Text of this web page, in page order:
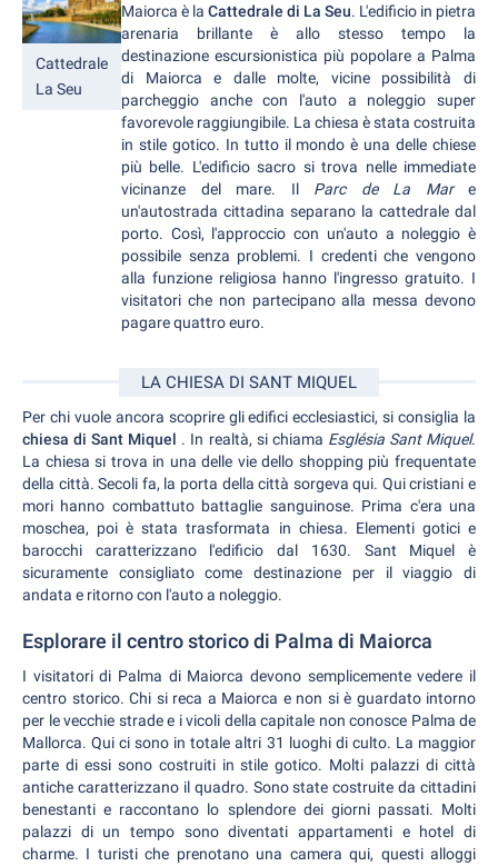
Cattedrale
La Seu
Maiorca è la Cattedrale di La Seu. L'edificio in pietra
arenaria brillante è allo stesso tempo la
destinazione escursionistica più popolare a Palma
di Maiorca e dalle molte, vicine possibilità di
parcheggio anche con l'auto a noleggio super
favorevole raggiungibile. La chiesa è stata costruita
in stile gotico. In tutto il mondo è una delle chiese
più belle. L'edificio sacro si trova nelle immediate
vicinanze del mare. Il Parc de La Mare
un'autostrada cittadina separano la cattedrale dal
porto. Così, l'approccio con un'auto a noleggio è
possibile senza problemi. I credenti che vengono
alla funzione religiosa hanno l'ingresso gratuito. I
visitatori che non partecipano alla messa devono
pagare quattro euro.
LA CHIESA DI SANT MIQUEL
Per chi vuole ancora scoprire gli edifici ecclesiastici, si consiglia la
chiesa di Sant Miquel . In realtà, si chiama Església Sant Miquel.
La chiesa si trova in una delle vie dello shopping più frequentate
della città. Secoli fa, la porta della città sorgeva qui. Qui cristiani e
mori hanno combattuto battaglie sanguinose. Prima c'era una
moschea, poi è stata trasformata in chiesa. Elementi gotici e
barocchi caratterizzano l'edificio dal 1630. Sant Miquel è
sicuramente consigliato come destinazione per il viaggio di
andata e ritorno con l'auto a noleggio.
Esplorare il centro storico di Palma di Maiorca
I visitatori di Palma di Maiorca devono semplicemente vedere il
centro storico. Chi si reca a Maiorca e non si è guardato intorno
per le vecchie strade e i vicoli della capitale non conosce Palma de
Mallorca. Qui ci sono in totale altri 31 luoghi di culto. La maggior
parte di essi sono costruiti in stile gotico. Molti palazzi di città
antiche caratterizzano il quadro. Sono state costruite da cittadini
benestanti e raccontano lo splendore dei giorni passati. Molti
palazzi di un tempo sono diventati appartamenti e hotel di
charme. I turisti che prenotano una camera qui, questi alloggi